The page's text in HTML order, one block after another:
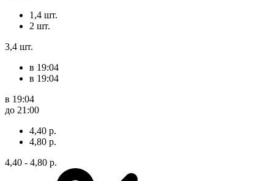
1,4 шт.
2 шт.
3,4 шт.
в 19:04
в 19:04
в 19:04
до 21:00
4,40 р.
4,80 р.
4,40 - 4,80 р.